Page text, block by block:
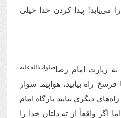
پیدا كردن خدا خیلى
زیارت امام رضاصلوات‌‌الله‌‌علیه
راه بیایید، هواپیما سوار
راه‌‌هاى دیگرى بیایید بارگاه امام
اما اگر واقعاً از ته دلتان خدا را